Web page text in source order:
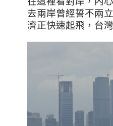
去兩岸曾經誓不兩
濟正快速起飛，台